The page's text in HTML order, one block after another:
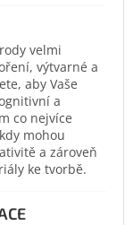
velmi
výtvarné a
aby Vaše
a
co nejvíce
mohou
a zároveň
ke tvorbě.